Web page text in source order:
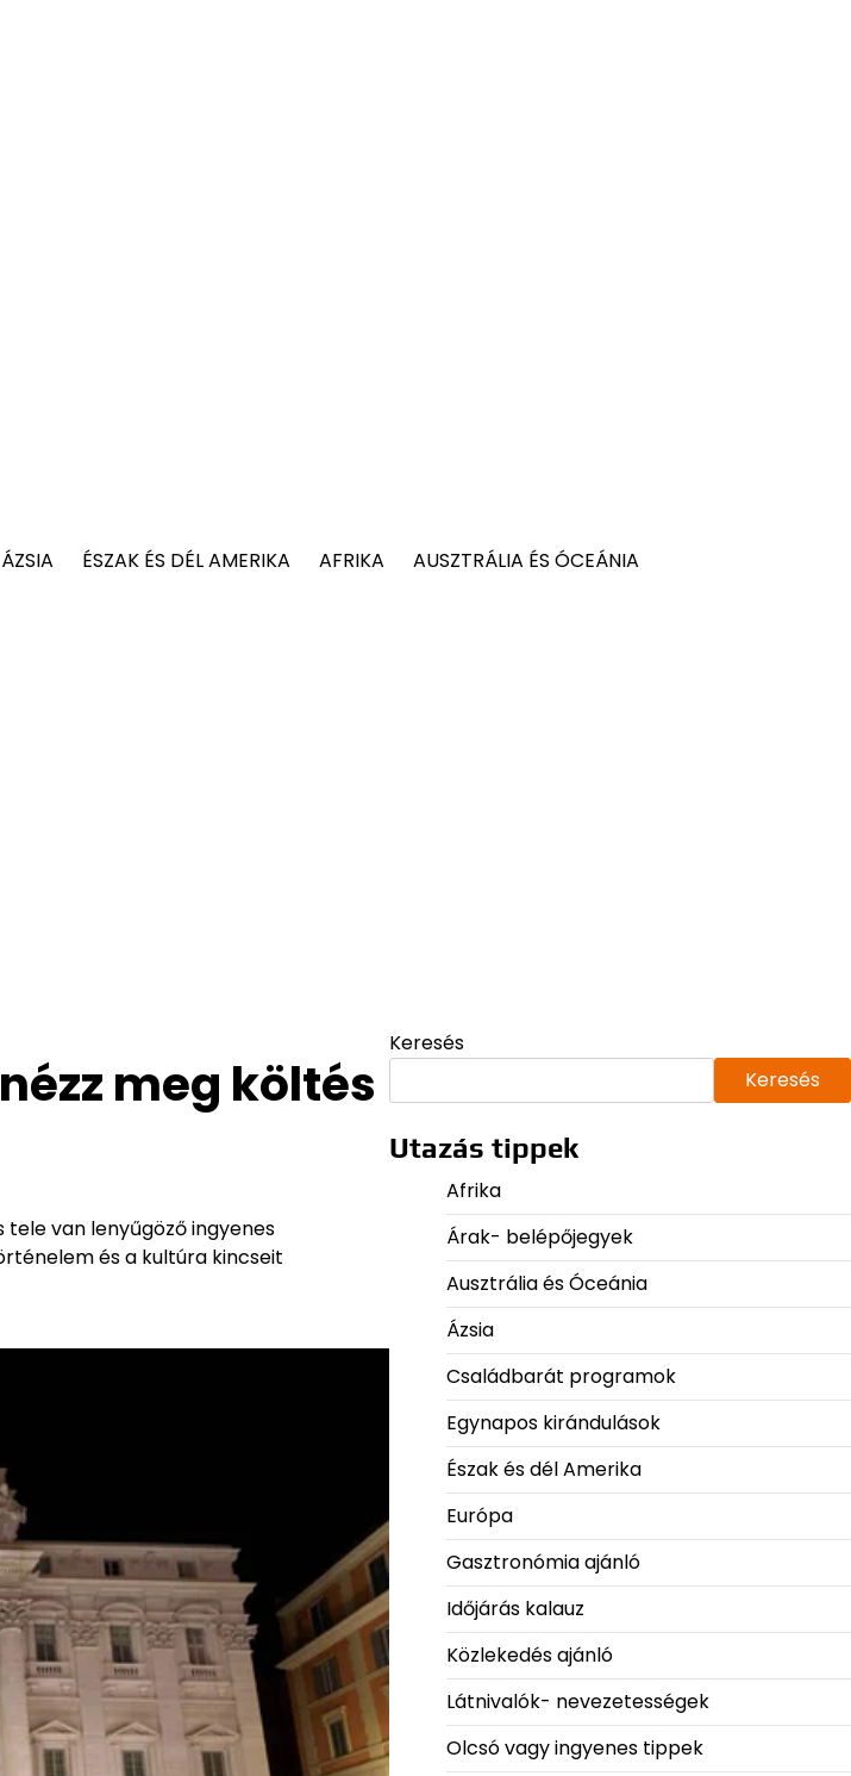
ÁZSIA ÉSZAK ÉS DÉL AMERIKA AFRIKA
AUSZTRÁLIA ÉS ÓCEÁNIA
meg költés
van lenyűgöző ingyenes
és a kultúra kincseit
Keresés
Keresés
Utazás tippek
Afrika
Árak- belépőjegyek
Ausztrália és Óceánia
Ázsia
Családbarát programok
Egynapos kirándulások
Észak és dél Amerika
Európa
Gasztronómia ajánló
Időjárás kalauz
Közlekedés ajánló
Látnivalók- nevezetességek
Olcsó vagy ingyenes tippek